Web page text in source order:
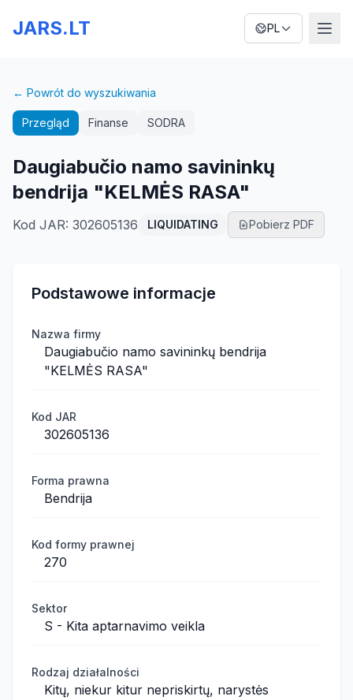
JARS.LT PL
← Powrót do wyszukiwania
Przegląd Finanse SODRA
Daugiabučio namo savininkų
bendrija "KELMĖS RASA"
Kod JAR: 302605136 LIQUIDATING Pobierz PDF
Podstawowe informacje
Nazwa firmy
Daugiabučio namo savininkų bendrija
"KELMĖS RASA"
Kod JAR
302605136
Forma prawna
Bendrija
Kod formy prawnej
270
Sektor
S - Kita aptarnavimo veikla
Rodzaj działalności
Kitų, niekur kitur nepriskirtų, narystės